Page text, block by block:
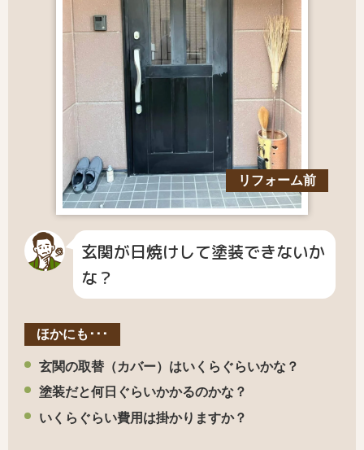
リフォーム前
玄関が日焼けして塗装できないか
な？
ほかにも･･･
玄関の取替（カバー）はいくらぐらいかな？
塗装だと何日ぐらいかかるのかな？
いくらぐらい費用は掛かりますか？